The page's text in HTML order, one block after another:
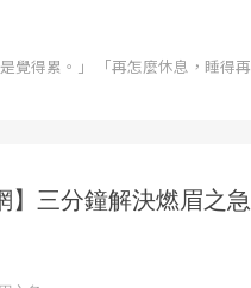
覺得累。」 「再怎麼休息，睡得再